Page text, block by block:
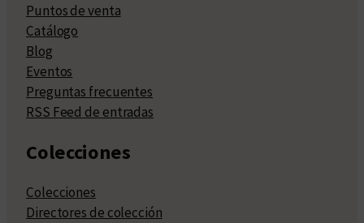
Puntos de venta
Catálogo
Blog
Eventos
Preguntas frecuentes
RSS Feed de entradas
Colecciones
Colecciones
Directores de colección